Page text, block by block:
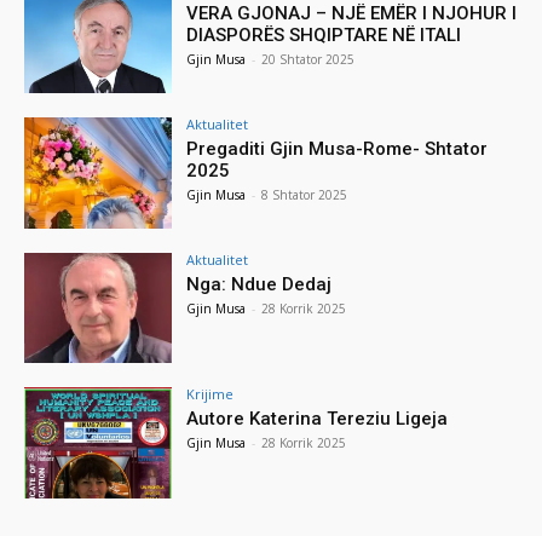
VERA GJONAJ – NJË EMËR I NJOHUR I
DIASPORËS SHQIPTARE NË ITALI
Gjin Musa - 20 Shtator 2025
Aktualitet
Pregaditi Gjin Musa-Rome- Shtator
2025
Gjin Musa - 8 Shtator 2025
Aktualitet
Nga: Ndue Dedaj
Gjin Musa - 28 Korrik 2025
Krijime
Autore Katerina Tereziu Ligeja
Gjin Musa - 28 Korrik 2025